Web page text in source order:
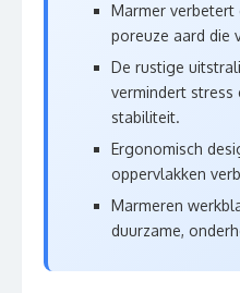
Marmer
poreuze aard die
De rustige
vermindert stress
stabiliteit.
Ergonomisch
oppervlakken
Marmeren
duurzame,